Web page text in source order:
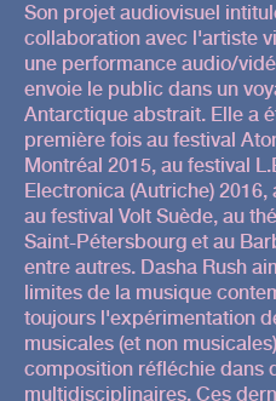
Son projet audiovisuel
collaboration avec l'artiste
une performance audio/
envoie le public dans un
Antarctique abstrait. Elle a
première fois au festival
Montréal 2015, au festival
Electronica (Autriche) 2016,
au festival Volt Suède, au
Saint-Pétersbourg et au
entre autres. Dasha Rush
limites de la musique
toujours l'expérimentation
musicales (et non
composition réfléchie dans
multidisciplinaires. Ces